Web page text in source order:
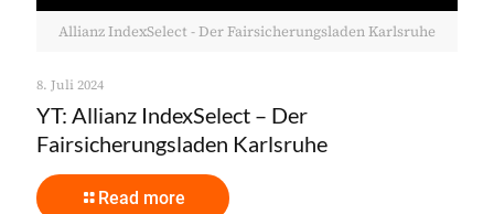
Allianz IndexSelect - Der Fairsicherungsladen Karlsruhe
8. Juli 2024
YT: Allianz IndexSelect – Der
Fairsicherungsladen Karlsruhe
Read more